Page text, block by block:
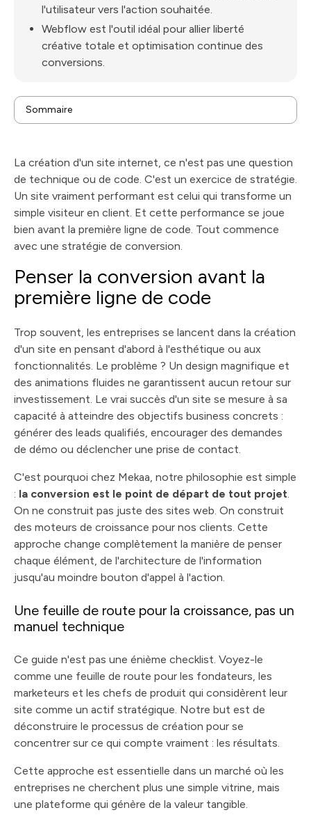
l'utilisateur vers l'action souhaitée.
Webflow est l'outil idéal pour allier liberté
créative totale et optimisation continue des
conversions.
Sommaire
Établir les fondations stratégiques de votre site
Pourquoi Webflow est notre choix pour la
conversion
Concevoir une expérience utilisateur qui guide vers
l'action
Lancer et optimiser pour une croissance continue
Notre approche pour un site Webflow qui performe
Vos questions, nos réponses franches sur la création
La création d'un site internet, ce n'est pas une question
de technique ou de code. C'est un exercice de stratégie.
Un site vraiment performant est celui qui transforme un
simple visiteur en client. Et cette performance se joue
bien avant la première ligne de code. Tout commence
avec une stratégie de conversion.
Penser la conversion avant la
première ligne de code
Trop souvent, les entreprises se lancent dans la création
d'un site en pensant d'abord à l'esthétique ou aux
fonctionnalités. Le problème ? Un design magnifique et
des animations fluides ne garantissent aucun retour sur
investissement. Le vrai succès d'un site se mesure à sa
capacité à atteindre des objectifs business concrets :
générer des leads qualifiés, encourager des demandes
de démo ou déclencher une prise de contact.
C'est pourquoi chez Mekaa, notre philosophie est simple
: la conversion est le point de départ de tout projet.
On ne construit pas juste des sites web. On construit
des moteurs de croissance pour nos clients. Cette
approche change complètement la manière de penser
chaque élément, de l'architecture de l'information
jusqu'au moindre bouton d'appel à l'action.
Une feuille de route pour la croissance, pas un
manuel technique
Ce guide n'est pas une énième checklist. Voyez-le
comme une feuille de route pour les fondateurs, les
marketeurs et les chefs de produit qui considèrent leur
site comme un actif stratégique. Notre but est de
déconstruire le processus de création pour se
concentrer sur ce qui compte vraiment : les résultats.
Cette approche est essentielle dans un marché où les
entreprises ne cherchent plus une simple vitrine, mais
une plateforme qui génère de la valeur tangible.